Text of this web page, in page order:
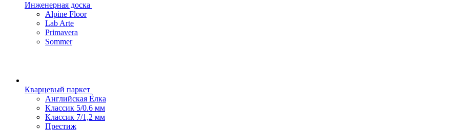
Инженерная доска
Alpine Floor
Lab Arte
Primavera
Sommer
Кварцевый паркет
Английская Ёлка
Классик 5/0.6 мм
Классик 7/1,2 мм
Престиж